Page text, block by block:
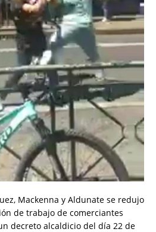
Mackenna y Aldunate se redujo
de trabajo de comerciantes
decreto alcaldicio del día 22 de